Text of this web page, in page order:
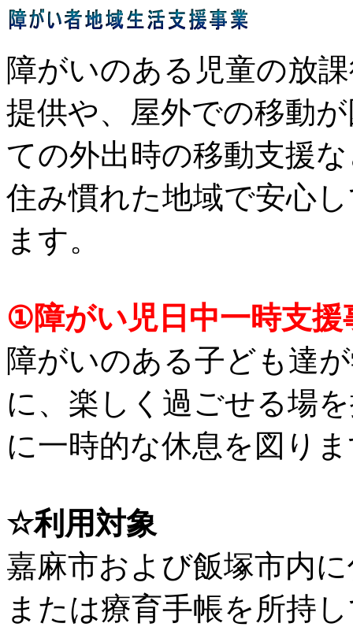
障がいのある児童の放
提供や、屋外での移動
ての外出時の移動支援
住み慣れた地域で安心
ます。
①障がい児日中一時支援
障がいのある子ども達
に、楽しく過ごせる場
に一時的な休息を図り
☆利用対象
嘉麻市および飯塚市内
または療育手帳を所持